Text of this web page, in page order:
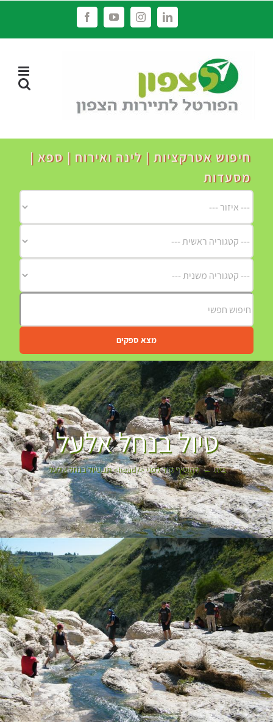
LinkedIn
Instagram
YouTube
Facebook
חיפוש אטרקציות | לינה ואירוח | ספא |
מסעדות
מצא ספקים
טיול בנחל אלעל
בית להוסיף קוד לפני </head> תג. טיול בנחל אלעל
טיול בנחל אל על והמפלים שבדרך